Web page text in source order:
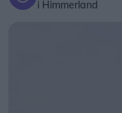
i Himmerland